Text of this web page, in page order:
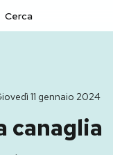
Libri
11 gennaio 2024
canaglia